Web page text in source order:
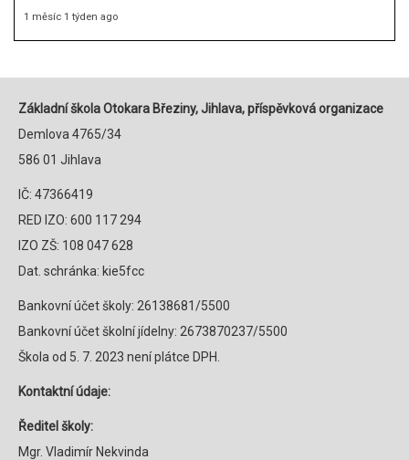
1 měsíc 1 týden ago
Základní škola Otokara Březiny, Jihlava, příspěvková organizace
Demlova 4765/34
586 01 Jihlava
IČ: 47366419
RED IZO: 600 117 294
IZO ZŠ: 108 047 628
Dat. schránka: kie5fcc
Bankovní účet školy: 26138681/5500
Bankovní účet školní jídelny: 2673870237/5500
Škola od 5. 7. 2023 není plátce DPH.
Kontaktní údaje:
Ředitel školy:
Mgr. Vladimír Nekvinda